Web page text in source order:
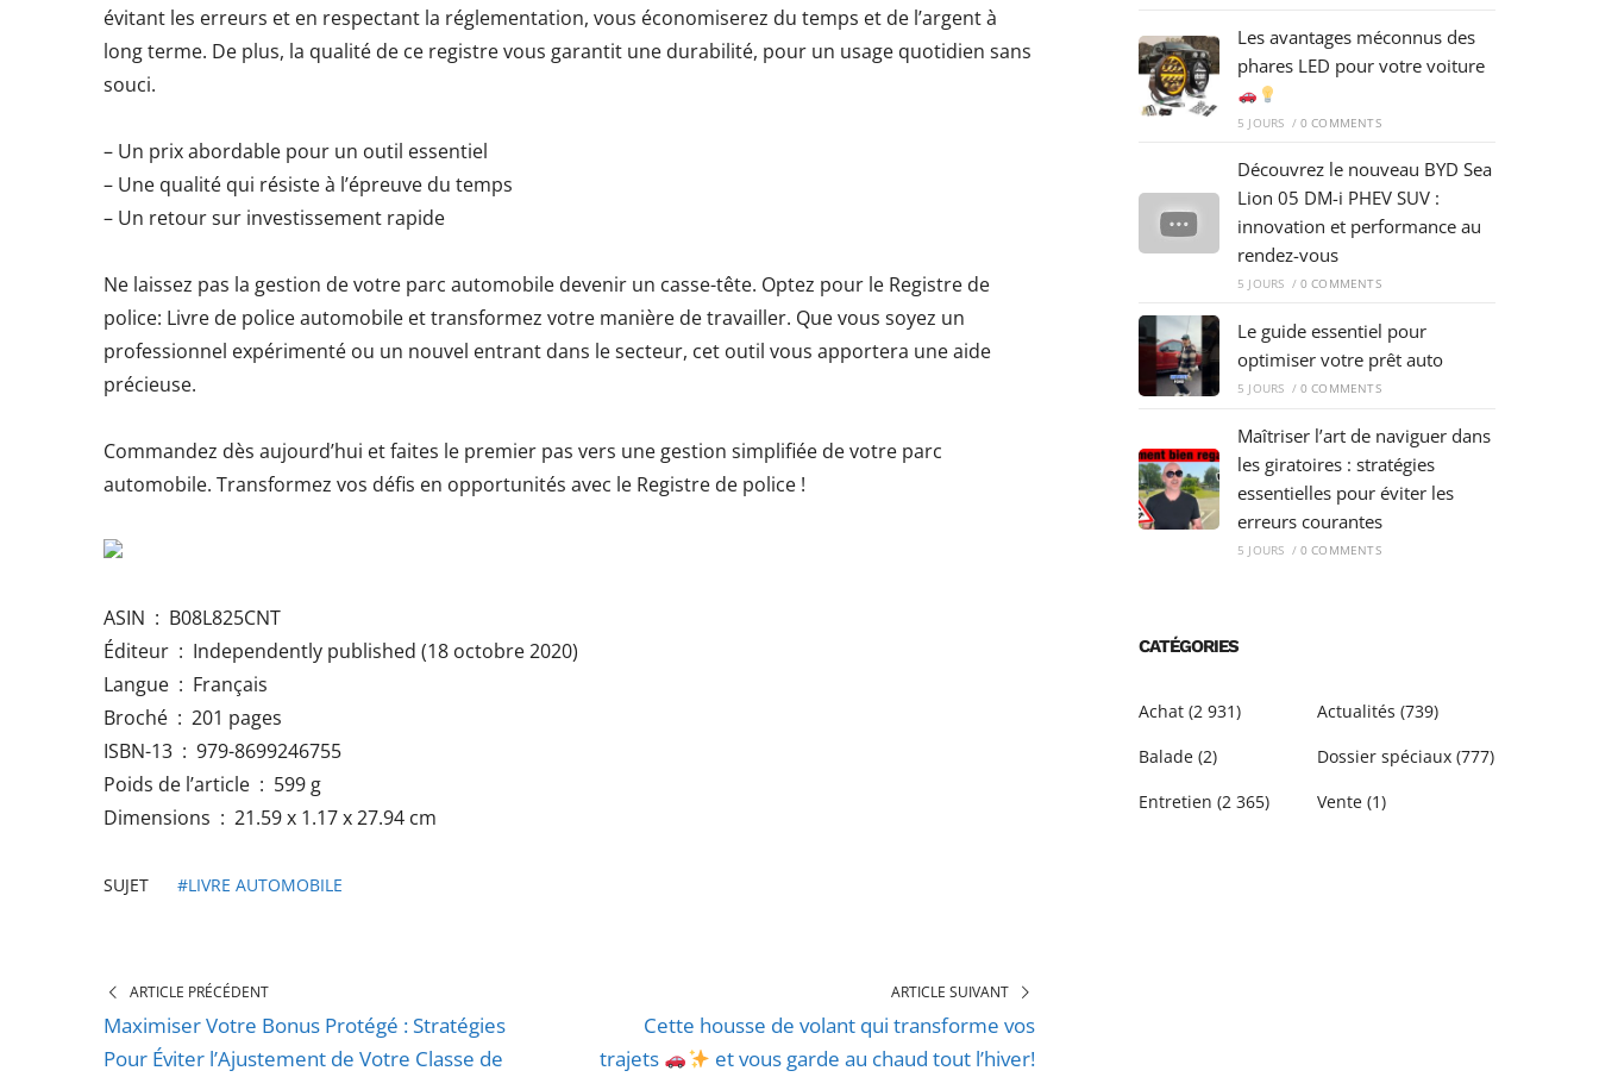
évitant les erreurs et en respectant la réglementation, vous économiserez du temps et de l’argent à
long terme. De plus, la qualité de ce registre vous garantit une durabilité, pour un usage quotidien sans
souci.
– Un prix abordable pour un outil essentiel
– Une qualité qui résiste à l’épreuve du temps
– Un retour sur investissement rapide
Ne laissez pas la gestion de votre parc automobile devenir un casse-tête. Optez pour le Registre de
police: Livre de police automobile et transformez votre manière de travailler. Que vous soyez un
professionnel expérimenté ou un nouvel entrant dans le secteur, cet outil vous apportera une aide
précieuse.
Commandez dès aujourd’hui et faites le premier pas vers une gestion simplifiée de votre parc
automobile. Transformez vos défis en opportunités avec le Registre de police !
ASIN ‏ : ‎ B08L825CNT
Éditeur ‏ : ‎ Independently published (18 octobre 2020)
Langue ‏ : ‎ Français
Broché ‏ : ‎ 201 pages
ISBN-13 ‏ : ‎ 979-8699246755
Poids de l’article ‏ : ‎ 599 g
Dimensions ‏ : ‎ 21.59 x 1.17 x 27.94 cm
SUJET #LIVRE AUTOMOBILE
ARTICLE PRÉCÉDENT
Maximiser Votre Bonus Protégé : Stratégies
Pour Éviter l’Ajustement de Votre Classe de
ARTICLE SUIVANT
Cette housse de volant qui transforme vos
trajets
et vous garde au chaud tout l’hiver!
Les avantages méconnus des
phares LED pour votre voiture
5 JOURS / 0 COMMENTS
Découvrez le nouveau BYD Sea
Lion 05 DM-i PHEV SUV :
innovation et performance au
rendez-vous
5 JOURS / 0 COMMENTS
Le guide essentiel pour
optimiser votre prêt auto
5 JOURS / 0 COMMENTS
Maîtriser l’art de naviguer dans
les giratoires : stratégies
essentielles pour éviter les
erreurs courantes
5 JOURS / 0 COMMENTS
CATÉGORIES
Achat (2 931) Actualités (739)
Balade (2) Dossier spéciaux (777)
Entretien (2 365) Vente (1)